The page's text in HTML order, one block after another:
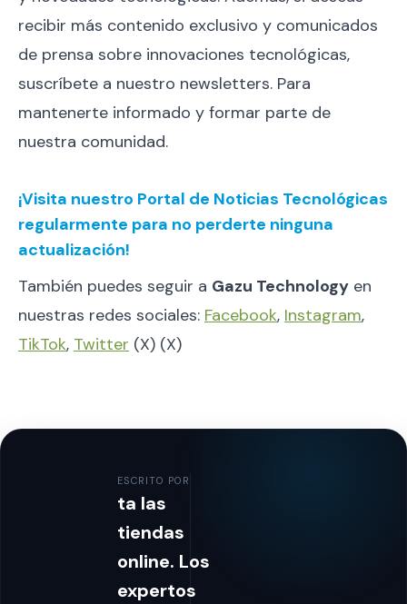
recibir más contenido exclusivo y comunicados
de prensa sobre innovaciones tecnológicas,
suscríbete a nuestro newsletters. Para
mantenerte informado y formar parte de
nuestra comunidad.
¡Visita nuestro Portal de Noticias Tecnológicas
regularmente para no perderte ninguna
actualización!
También puedes seguir a Gazu Technology en
nuestras redes sociales: Facebook, Instagram,
TikTok, Twitter (X) (X)
ESCRITO POR
ta las
tiendas
online. Los
expertos